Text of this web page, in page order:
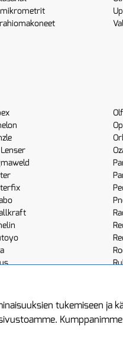
Protools Oy
tukemiseen ja